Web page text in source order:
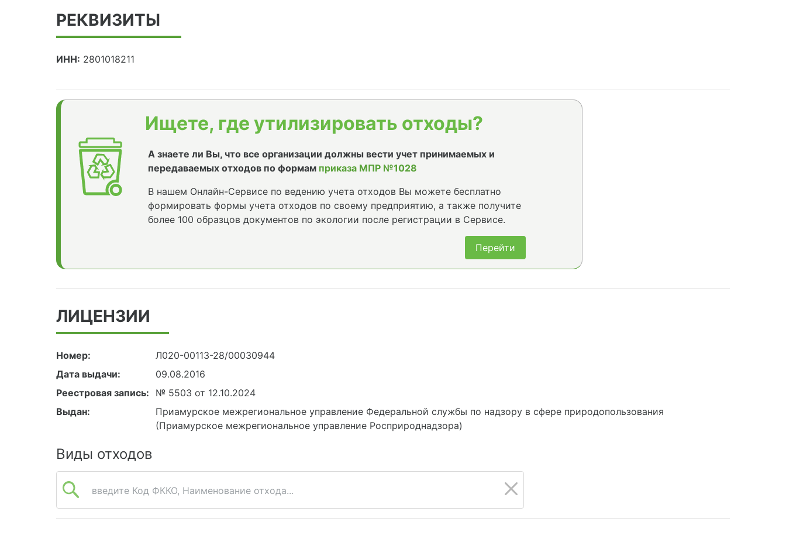
РЕКВИЗИТЫ
ИНН: 2801018211
Ищете, где утилизировать отходы?
А знаете ли Вы, что все организации должны вести учет принимаемых и
передаваемых отходов по формам приказа МПР №1028
В нашем Онлайн-Сервисе по ведению учета отходов Вы можете бесплатно
формировать формы учета отходов по своему предприятию, а также получите
более 100 образцов документов по экологии после регистрации в Сервисе.
Перейти
ЛИЦЕНЗИИ
Номер:
Л020-00113-28/00030944
Дата выдачи:
09.08.2016
Реестровая запись:
№ 5503 от 12.10.2024
Выдан:
Приамурское межрегиональное управление Федеральной службы по надзору в сфере природопользования
(Приамурское межрегиональное управление Росприроднадзора)
Виды отходов
введите Код ФККО, Наименование отхода...